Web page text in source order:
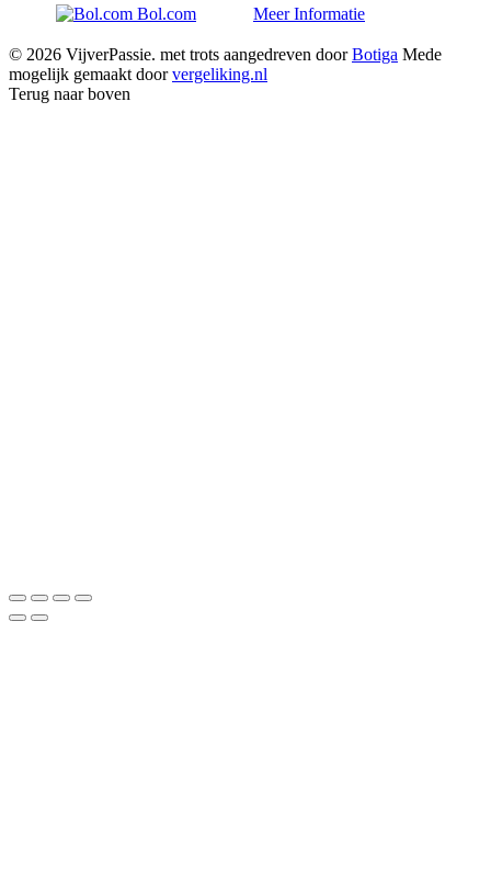
Bol.com
Meer Informatie
© 2026 VijverPassie. met trots aangedreven doorBotiga Mede
mogelijk gemaakt doorvergeliking.nl
Terug naar boven